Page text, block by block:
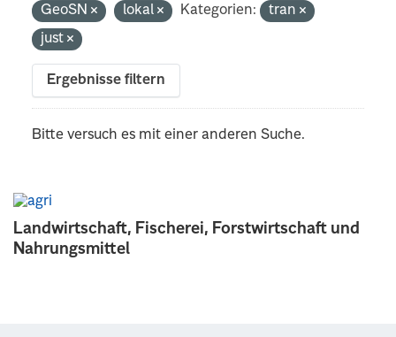
Landwirtschaft, Fischerei, Forstwirtschaft und
Nahrungsmittel
GeoSN
lokal Kategorien:
tran
just
Ergebnisse filtern
Bitte versuch es mit einer anderen Suche.